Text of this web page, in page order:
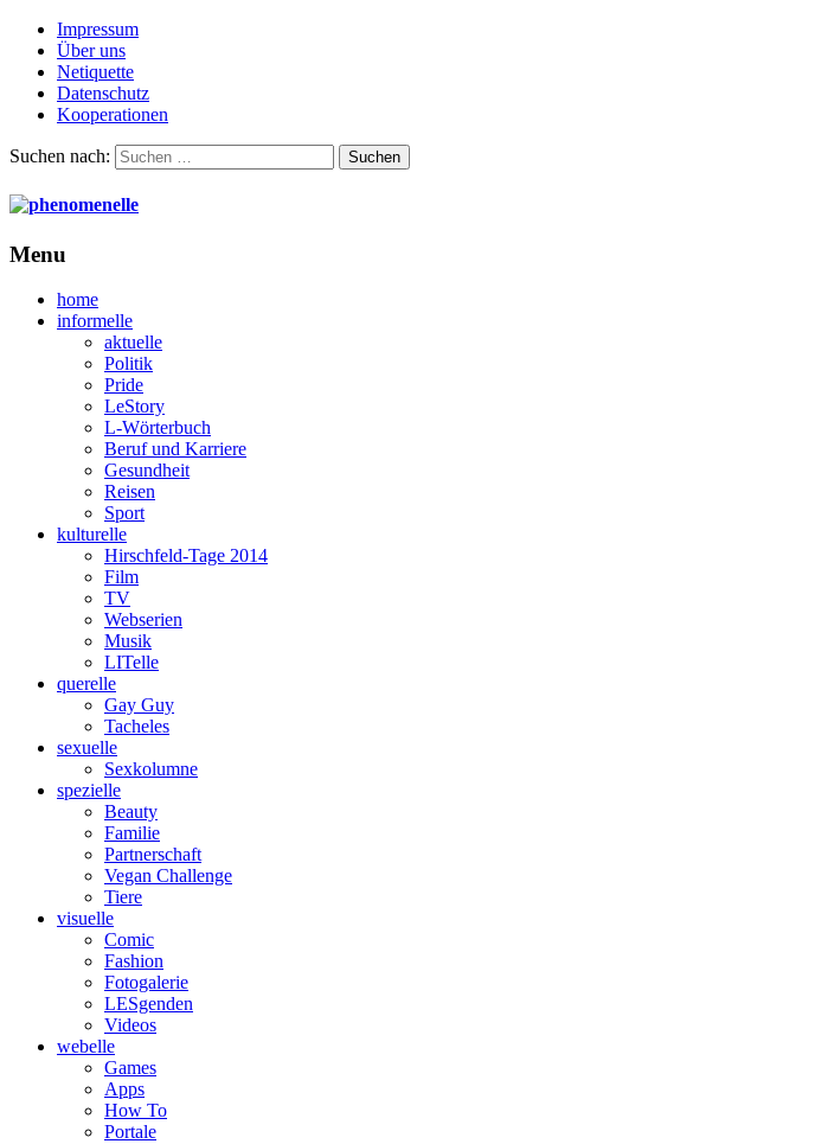
Impressum
Über uns
Netiquette
Datenschutz
Kooperationen
Suchen nach:
Menu
home
informelle
aktuelle
Politik
Pride
LeStory
L-Wörterbuch
Beruf und Karriere
Gesundheit
Reisen
Sport
kulturelle
Hirschfeld-Tage 2014
Film
TV
Webserien
Musik
LITelle
querelle
Gay Guy
Tacheles
sexuelle
Sexkolumne
spezielle
Beauty
Familie
Partnerschaft
Vegan Challenge
Tiere
visuelle
Comic
Fashion
Fotogalerie
LESgenden
Videos
webelle
Games
Apps
How To
Portale